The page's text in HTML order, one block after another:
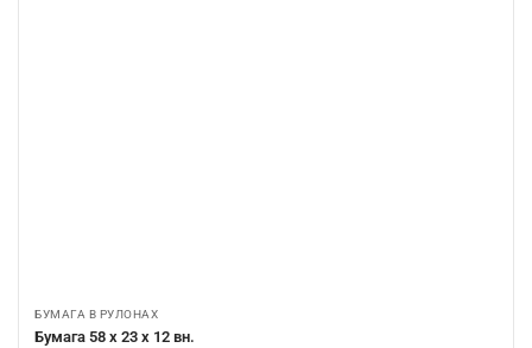
БУМАГА В РУЛОНАХ
Бумага 58 х 23 х 12 вн.